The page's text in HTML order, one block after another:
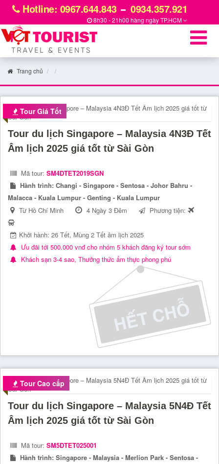
Hotline: 0967.644.843 0934.357.921
8h30 - 21h00 hàng ngàyTP.HCM
Trang chủ
Tour Giá Tốt
Tour du lịch Singapore – Malaysia 4N3Đ Tết
Âm lịch 2025 giá tốt từ Sài Gòn
Mã tour: SM4DTET2019SGN
Hành trình: Changi - Singapore - Sentosa - Johor Bahru -
Malacca - Kuala Lumpur - Genting - Kuala Lumpur
Từ Hồ Chí Minh
4 Ngày 3 Đêm Phương tiện:
Khởi hành: 26 Tết, Mùng 2 Tết âm lịch 2025
Ưu đãi tới 500.000 vnđ cho nhóm 5 khách đăng ký tour sớm
Khách sạn 3-4 sao, Thưởng thức ẩm thực phong phú
Tour Cao cấp
Tour du lịch Singapore – Malaysia 5N4Đ Tết
Âm lịch 2025 giá tốt từ Sài Gòn
Mã tour: SM5DTET025001
Hành trình: Singapore - Malaysia - Merlion Park - Sentosa -